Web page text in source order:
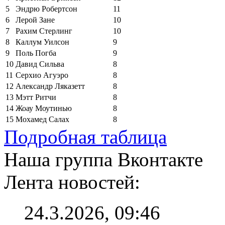
5
Эндрю Робертсон
11
6
Лерой Зане
10
7
Рахим Стерлинг
10
8
Каллум Уилсон
9
9
Поль Погба
9
10 Давид Сильва
8
11 Серхио Агуэро
8
12 Александр Ляказетт
8
13 Мэтт Ритчи
8
14 Жоау Моутинью
8
15 Мохамед Салах 8
Подробная таблица
Наша группа Вконтакте
Лента новостей:
24.3.2026, 09:46